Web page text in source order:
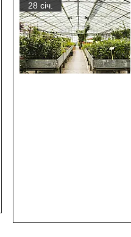
28 січ.